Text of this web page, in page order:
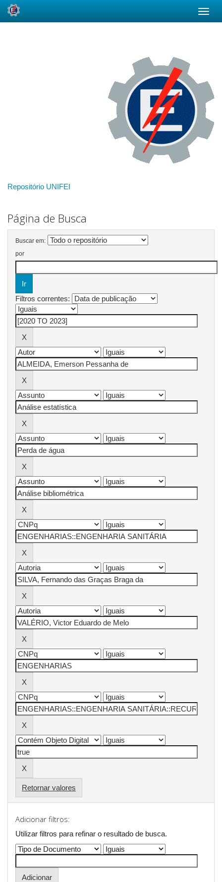
Repositório UNIFEI
Página de Busca
Buscar em:
por
Filtros correntes:
Retornar valores
Adicionar filtros:
Utilizar filtros para refinar o resultado de busca.